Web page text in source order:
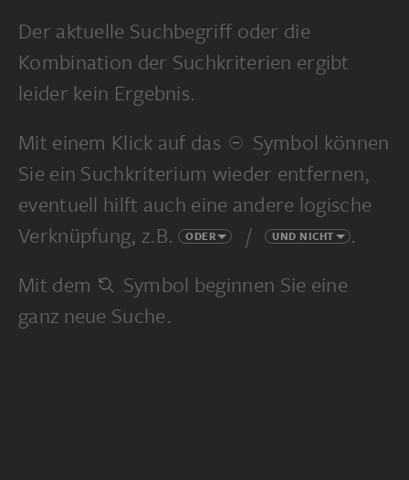
Der aktuelle Suchbegriff oder die
Kombination der Suchkriterien ergibt
leider kein Ergebnis.
Mit einem Klick auf das
Symbol können
Sie ein Suchkriterium wieder entfernen,
eventuell hilft auch eine andere logische
Verknüpfung, z.B. ODER / UND NICHT
.
Mit dem
Symbol beginnen Sie eine
ganz neue Suche.